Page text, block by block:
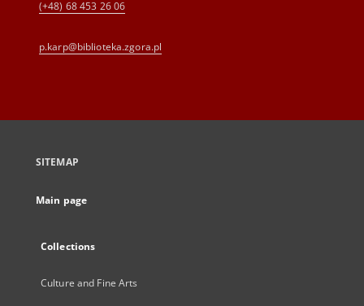
(+48) 68 453 26 06
p.karp@biblioteka.zgora.pl
SITEMAP
Main page
Collections
Culture and Fine Arts